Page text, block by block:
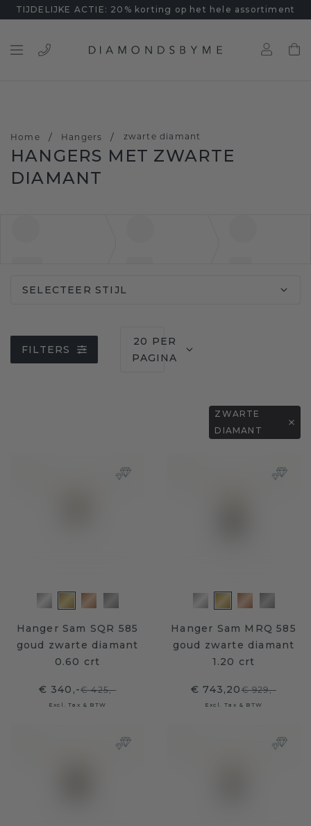
TIJDELIJKE ACTIE: 20% korting op het hele assortiment
Home / Hangers / zwarte diamant
HANGERS MET ZWARTE
DIAMANT
SELECTEER STIJL
FILTERS
20 PER
PAGINA
ZWARTE
DIAMANT
Hanger Sam SQR 585
goud zwarte diamant
0.60 crt
€ 340,-€ 425,-
Excl. Tax & BTW
Hanger Sam MRQ 585
goud zwarte diamant
1.20 crt
€ 743,20€ 929,-
Excl. Tax & BTW